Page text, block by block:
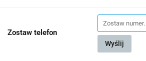
Zostaw telefon
Wyślij